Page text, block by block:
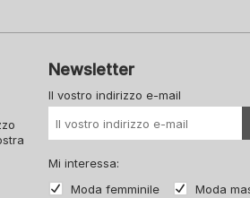
Newsletter
Il vostro indirizzo e-mail
Mi interessa:
Moda femminile
Moda